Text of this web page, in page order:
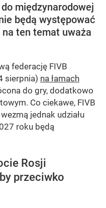
międzynarodowej
będą występować
ten temat uważa
federację FIVB
sierpnia) na łamach
do gry, dodatkowo
Co ciekawe, FIVB
jednak udziału
roku będą
Rosji
przeciwko